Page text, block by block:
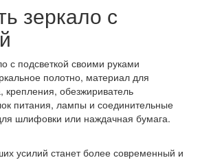
зеркало с
с подсветкой своими руками
полотно, материал для
крепления, обезжириватель
питания, лампы и соединительные
шлифовки или наждачная бумага.
усилий станет более современный и